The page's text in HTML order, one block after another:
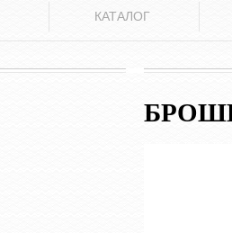
КАТАЛОГ